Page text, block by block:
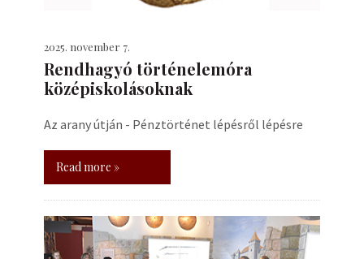
2025. november 7.
Rendhagyó történelemóra
középiskolásoknak
Az arany útján - Pénztörténet lépésről lépésre
Read more »